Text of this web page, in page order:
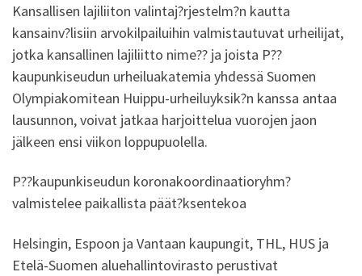
Kansallisen lajiliiton valintaj?rjestelm?n kautta
kansainv?lisiin arvokilpailuihin valmistautuvat urheilijat,
jotka kansallinen lajiliitto nime?? ja joista P??
kaupunkiseudun urheiluakatemia yhdessä Suomen
Olympiakomitean Huippu-urheiluyksik?n kanssa antaa
lausunnon, voivat jatkaa harjoittelua vuorojen jaon
jälkeen ensi viikon loppupuolella.
P??kaupunkiseudun koronakoordinaatioryhm?
valmistelee paikallista päät?ksentekoa
Helsingin, Espoon ja Vantaan kaupungit, THL, HUS ja
Etelä-Suomen aluehallintovirasto perustivat